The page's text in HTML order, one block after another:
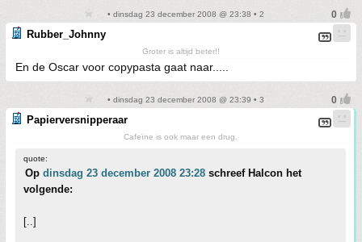
• dinsdag 23 december 2008 @ 23:38 • 2
Rubber_Johnny
Groter is altijd beter!!
En de Oscar voor copypasta gaat naar.....
• dinsdag 23 december 2008 @ 23:39 • 3
Papierversnipperaar
Cafeïne is ook maar een drug.
quote:
Op dinsdag 23 december 2008 23:28 schreef Halcon het
volgende:
[..]